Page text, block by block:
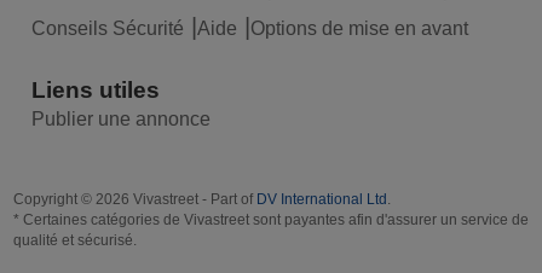
Conseils Sécurité
Aide Options de mise en avant
Liens utiles
Publier une annonce
Copyright © 2026 Vivastreet - Part of DV International Ltd .
* Certaines catégories de Vivastreet sont payantes afin d'assurer un service de
qualité et sécurisé.